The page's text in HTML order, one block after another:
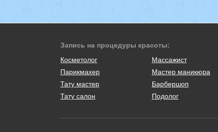
Запись на процедуры красоты:
Косметолог
Массажист
Парикмахер
Мастер маникюра
Тату мастер
Барбершоп
Тату салон
Подолог